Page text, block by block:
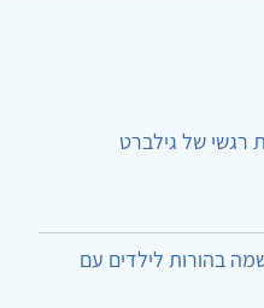
רגשי של גילברט
בהורות לילדים עם